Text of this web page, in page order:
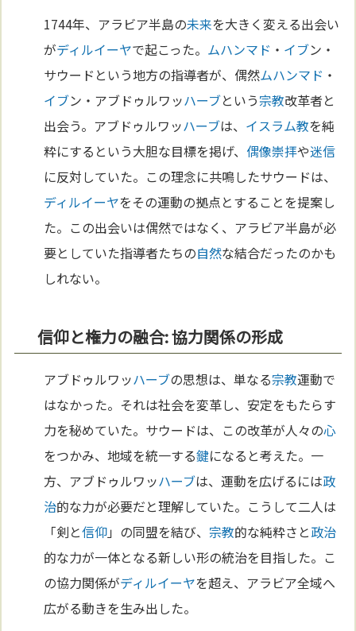
1744年、アラビア半島の未来を大きく変える出会い
がディルイーヤで起こった。 ムハンマド ・ イブン・
サウードという地方の指導者が、偶然ムハンマド ・
イブン・アブドゥルワッハーブという宗教改革者と
出会う。アブドゥルワッハーブは、 イスラム教を純
粋にするという大胆な目標を掲げ、 偶像崇拝や迷信
に反対していた。この理念に共鳴したサウードは、
ディルイーヤをその運動の拠点とすることを提案し
た。この出会いは偶然ではなく、アラビア半島が必
要としていた指導者たちの自然な結合だったのかも
しれない。
信仰と権力の融合: 協力関係の形成
アブドゥルワッハーブの思想は、単なる宗教運動で
はなかった。それは社会を変革し、安定をもたらす
力を秘めていた。サウードは、この改革が人々の心
をつかみ、地域を統一する鍵になると考えた。一
方、アブドゥルワッハーブは、運動を広げるには政
治的な力が必要だと理解していた。こうして二人は
「剣と信仰」の同盟を結び、 宗教的な純粋さと政治
的な力が一体となる新しい形の統治を目指した。こ
の協力関係がディルイーヤを超え、アラビア全域へ
広がる動きを生み出した。